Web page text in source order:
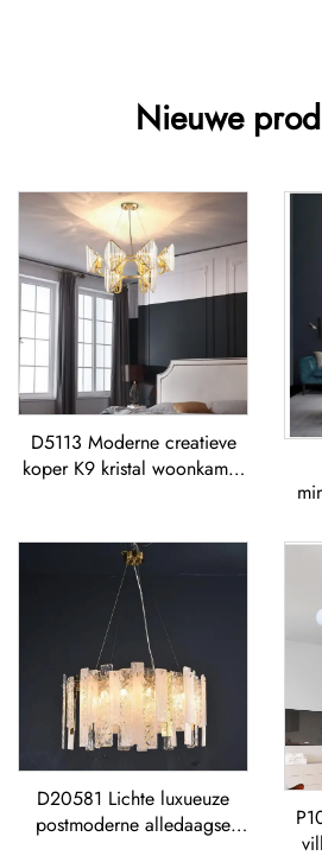
Nieuwe
D5113 Moderne creatieve
koper K9 kristal woonkamer
D20581 Lichte luxueuze
postmoderne alledaagse